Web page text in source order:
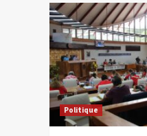
Politique